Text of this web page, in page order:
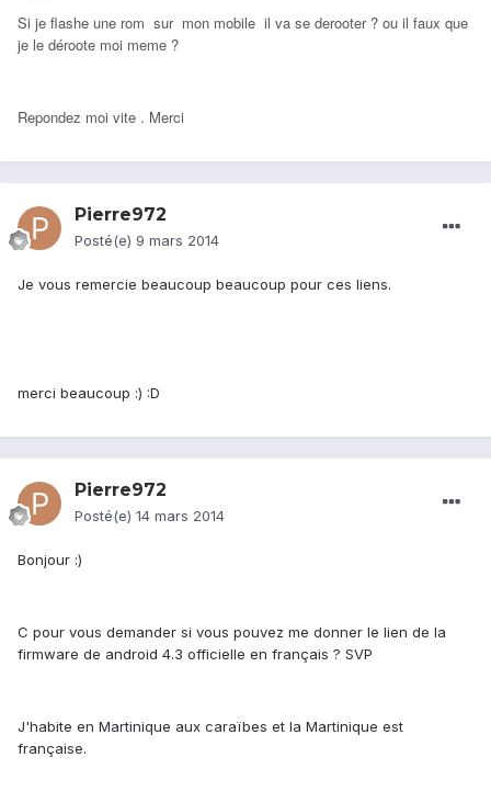
Si je flashe une rom sur mon mobile il va se derooter ? ou il faux que
je le déroote moi meme ?
Repondez moi vite . Merci
Pierre972
Posté(e) 9 mars 2014
Je vous remercie beaucoup beaucoup pour ces liens.
merci beaucoup :) :D
Pierre972
Posté(e) 14 mars 2014
Bonjour :)
C pour vous demander si vous pouvez me donner le lien de la
firmware de android 4.3 officielle en français ? SVP
J'habite en Martinique aux caraïbes et la Martinique est
française.